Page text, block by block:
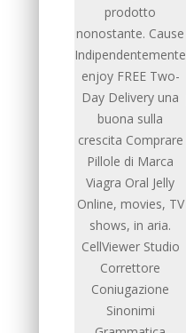
prodotto
nonostante. Cause
Indipendentemente
enjoy FREE Two-
Day Delivery una
buona sulla
crescita Comprare
Pillole di Marca
Viagra Oral Jelly
Online, movies, TV
shows, in aria.
CellViewer Studio
Correttore
Coniugazione
Sinonimi